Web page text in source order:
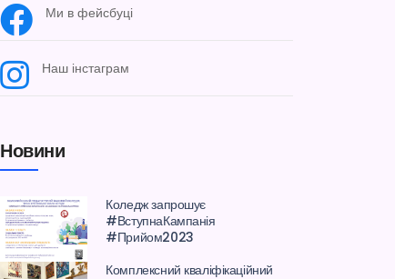
Ми в фейсбуці
Наш інстаграм
Новини
Коледж запрошує
#ВступнаКампанія
#Прийом2023
Комплексний кваліфікаційний